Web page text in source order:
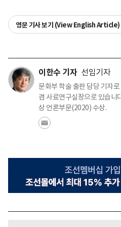
영문 기사 보기 (View English Article)
이한수 기자 선임기자
문화부 학술 출판 담당 기자
겸 사료연구실장으로 있습니
상 언론부문(2020) 수상.